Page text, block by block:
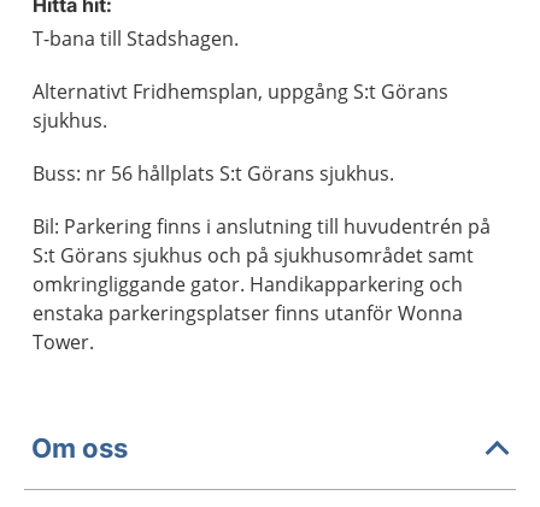
Hitta hit:
T-bana till Stadshagen.
Alternativt Fridhemsplan, uppgång S:t Görans
sjukhus.
Buss: nr 56 hållplats S:t Görans sjukhus.
Bil: Parkering finns i anslutning till huvudentrén på
S:t Görans sjukhus och på sjukhusområdet samt
omkringliggande gator. Handikapparkering och
enstaka parkeringsplatser finns utanför Wonna
Tower.
Om oss